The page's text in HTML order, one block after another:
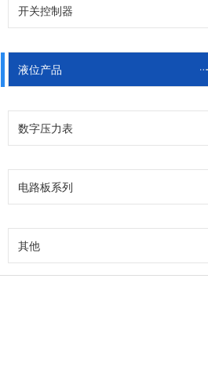
开关控制器
液位产品
数字压力表
电路板系列
其他